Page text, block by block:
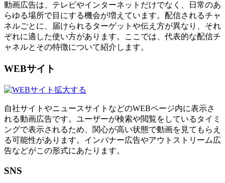
動画広告は、テレビやインターネットだけでなく、日常のあ
らゆる場所で目にする機会が増えています。配信されるチャ
ネルごとに、届けられるターゲットや伝え方が異なり、それ
ぞれに適した使い方があります。ここでは、代表的な配信チ
ャネルとその特徴について紹介します。
WEBサイト
拡大する
自社サイトやニュースサイトなどのWEBページ内に表示さ
れる動画広告です。ユーザーが検索や閲覧をしているタイミ
ングで表示されるため、関心が高い状態で動画を見てもらえ
る可能性があります。インバナー広告やアウトストリーム広
告などがこの形式にあたります。
SNS